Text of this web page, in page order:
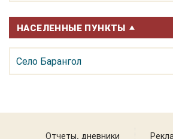
НАСЕЛЕННЫЕ ПУНКТЫ
Село Барангол
Отчеты, дневники